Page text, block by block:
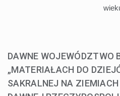
DAWNE WOJEWÓDZTWO
„MATERIAŁACH DO
SAKRALNEJ NA